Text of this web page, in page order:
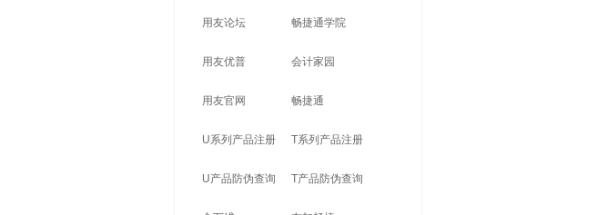
用友论坛 畅捷通学院
用友优普 会计家园
用友官网 畅捷通
U系列产品注册 T系列产品注册
U产品防伪查询 T产品防伪查询